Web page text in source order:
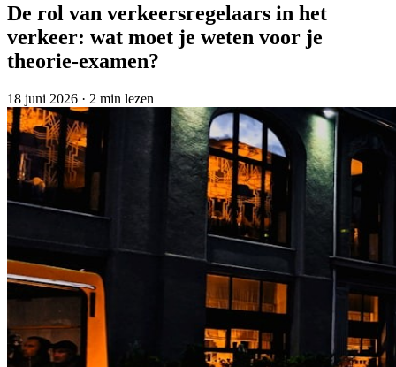
De rol van verkeersregelaars in het
verkeer: wat moet je weten voor je
theorie-examen?
18 juni 2026 · 2 min lezen